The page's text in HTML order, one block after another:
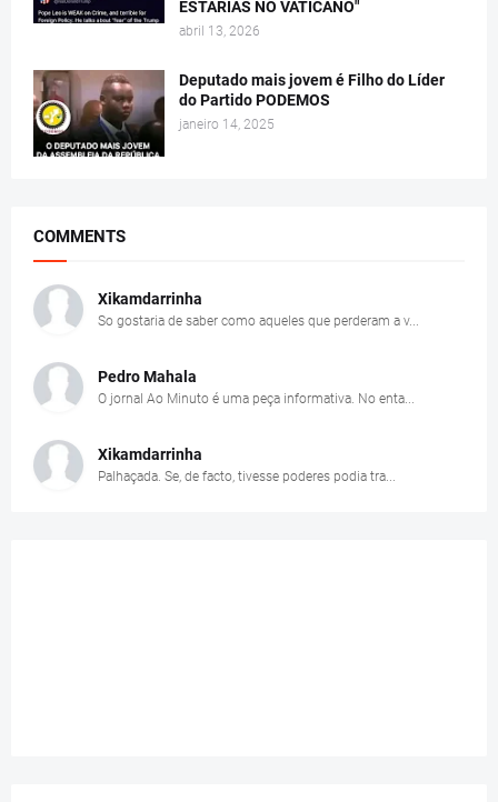
ESTARIAS NO VATICANO"
abril 13, 2026
Deputado mais jovem é Filho do Líder
do Partido PODEMOS
janeiro 14, 2025
COMMENTS
Xikamdarrinha
So gostaria de saber como aqueles que perderam a v...
Pedro Mahala
O jornal Ao Minuto é uma peça informativa. No enta...
Xikamdarrinha
Palhaçada. Se, de facto, tivesse poderes podia tra...